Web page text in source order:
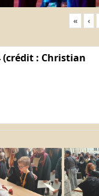
« ‹
(crédit : Christian